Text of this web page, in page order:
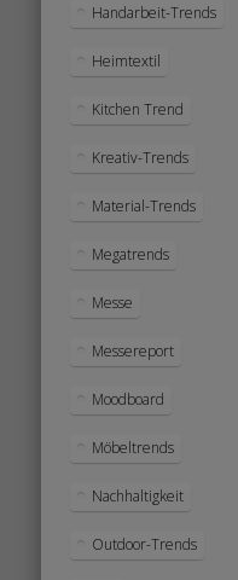
Handarbeit-Trends
Heimtextil
Kitchen Trend
Kreativ-Trends
Material-Trends
Megatrends
Messe
Messereport
Moodboard
Möbeltrends
Nachhaltigkeit
Outdoor-Trends